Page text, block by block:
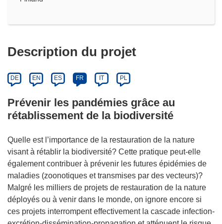
Description du projet
DE EN ES FR IT PL
Prévenir les pandémies grâce au
rétablissement de la biodiversité
Quelle est l’importance de la restauration de la nature
visant à rétablir la biodiversité? Cette pratique peut-elle
également contribuer à prévenir les futures épidémies de
maladies (zoonotiques et transmises par des vecteurs)?
Malgré les milliers de projets de restauration de la nature
déployés ou à venir dans le monde, on ignore encore si
ces projets interrompent effectivement la cascade infection-